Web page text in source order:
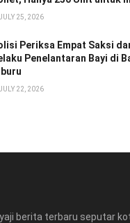
25, 2026
Periksa Empat Saksi
Penelantaran Bayi di
22, 2026
berita terbaru seputar